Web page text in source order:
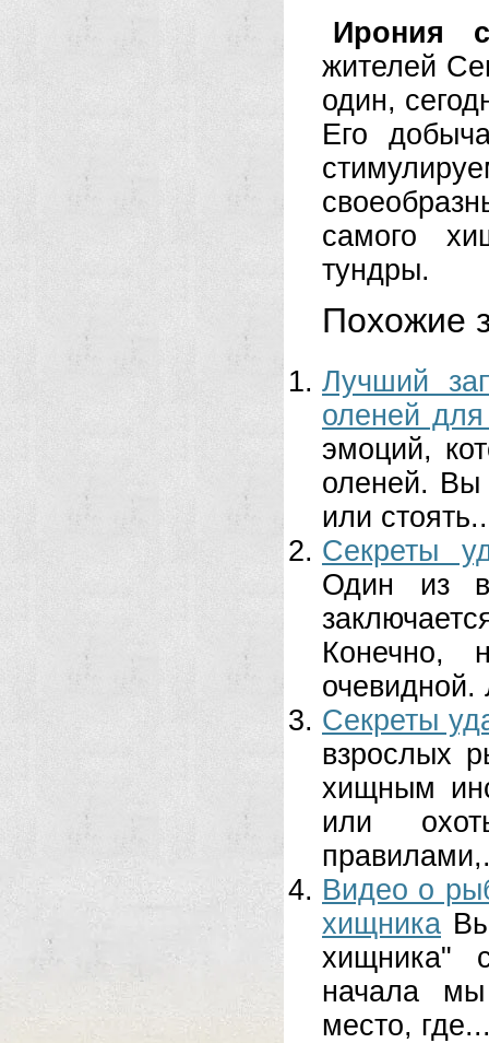
Ирония
жителей
один,
Его
самого
тундры.
Похожие
Лучший
оленей
эмоций,
оленей. Вы
или
Секреты
Один из
Конечно,
Секреты
взрослых
хищным
или
Видео о
хищника
хищника"
начала мы
место,